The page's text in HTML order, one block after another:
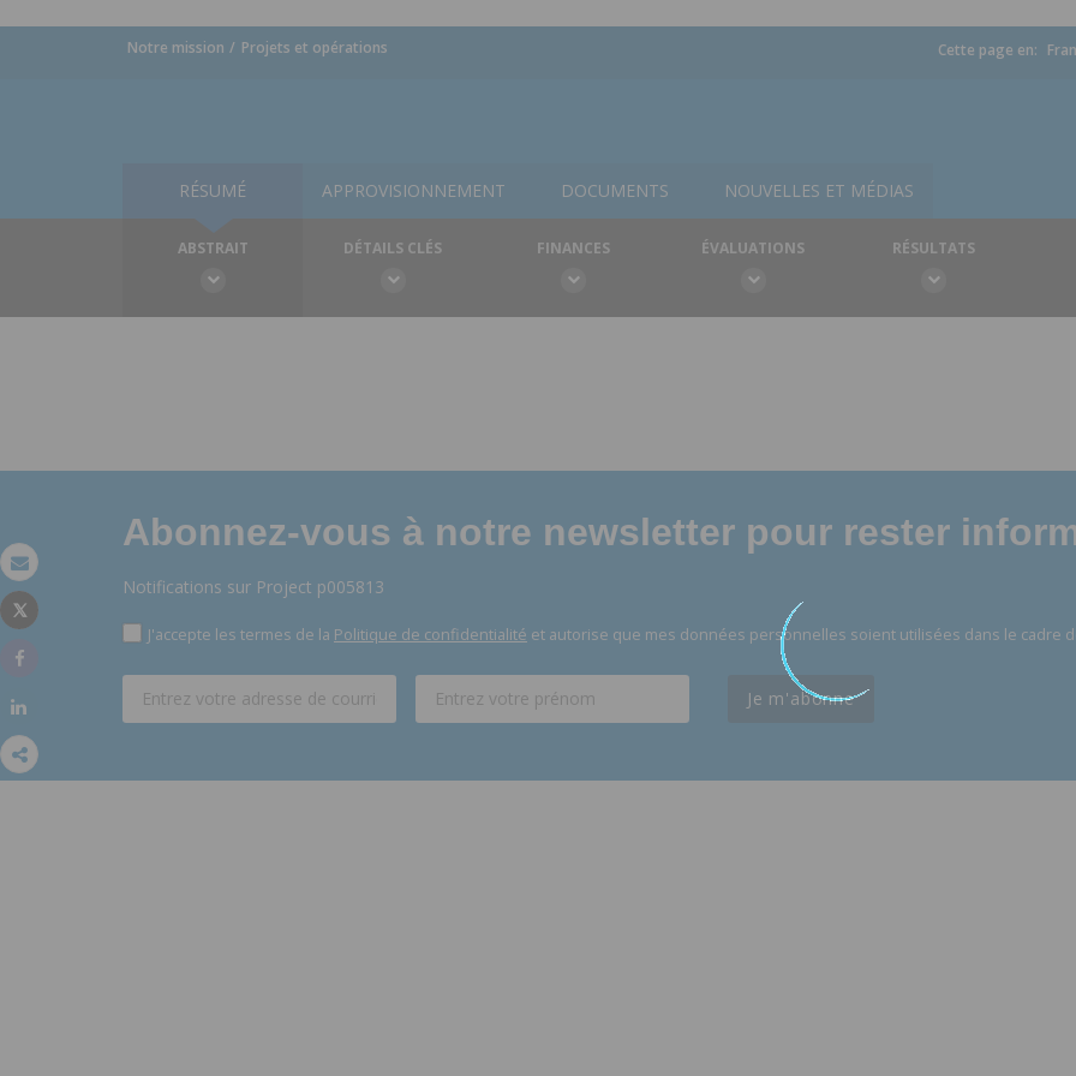
Email
Imprimer
Tweet
Notre mission Projets et opérations Cette page en:
RÉSUMÉ APPROVISIONNEMENT DOCUMENTS NOUVELLES ET MÉDIAS
ABSTRAIT DÉTAILS CLÉS FINANCES ÉVALUATIONS RÉSULTATS
Abonnez-vous à notre newsletter pour rester
Notifications sur Project p005813
J'accepte les termes de la Politique de confidentialité et autorise que mes données personnelles soient utilisées dans le cadre
Je m'abonne